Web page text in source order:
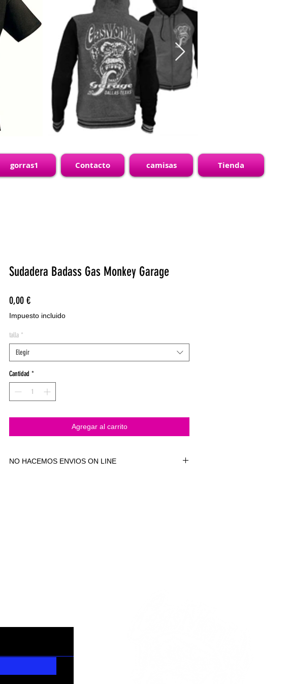
Sudadera Badass Gas Monkey Garage
0,00 €Precio
Impuesto incluido
talla *
Elegir
Cantidad *
Agregar al carrito
NO HACEMOS ENVIOS ON LINE
gorras1 Contacto camisas Tienda